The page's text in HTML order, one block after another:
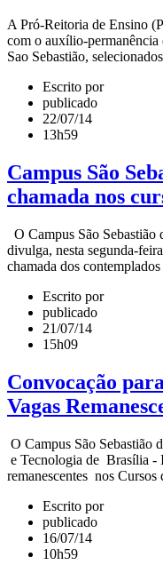
A Pró-Reitoria de Ensino
com o auxílio-permanência
Sao Sebastião,
Escrito por
publicado
22/07/14
13h59
Campus São
chamada nos
O Campus São
divulga, nesta segunda-
chamada dos
Escrito por
publicado
21/07/14
15h09
Convocação
Vagas
O Campus São Sebastião
e Tecnologia de Brasília -
remanescentes nos
Escrito por
publicado
16/07/14
10h59